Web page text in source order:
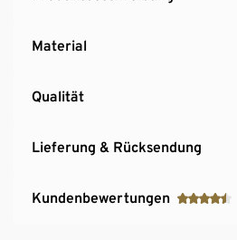
Material
Qualität
Lieferung & Rücksendung
Kundenbewertungen